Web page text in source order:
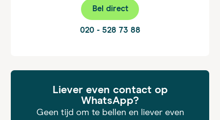
Bel direct
020 - 528 73 88
Liever even contact op
WhatsApp?
Geen tijd om te bellen en liever even